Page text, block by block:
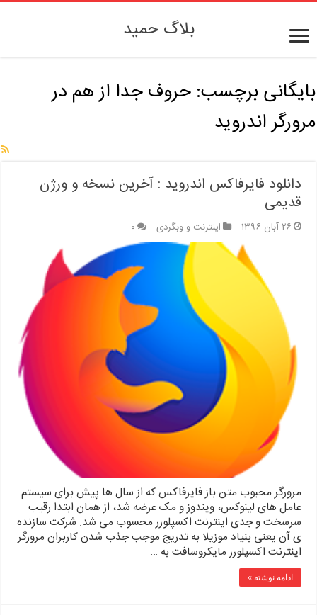
بلاگ حمید
بایگانی برچسب:حروف جدا از هم در
مرورگر اندروید
دانلود فایرفاکس اندروید : آخرین نسخه و ورژن
قدیمی
۲۶ آبان ۱۳۹۶ اینترنت و وبگردی ۰
مرورگر محبوب متن باز فایرفاکس که از سال ها پیش برای سیستم
عامل های لینوکس، ویندوز و مک عرضه شد، از همان ابتدا رقیب
سرسخت و جدی اینترنت اکسپلورر محسوب می شد. شرکت سازنده
ی آن یعنی بنیاد موزیلا به تدریج موجب جذب شدن کاربران مرورگر
اینترنت اکسپلورر مایکروسافت به …
ادامه نوشته »